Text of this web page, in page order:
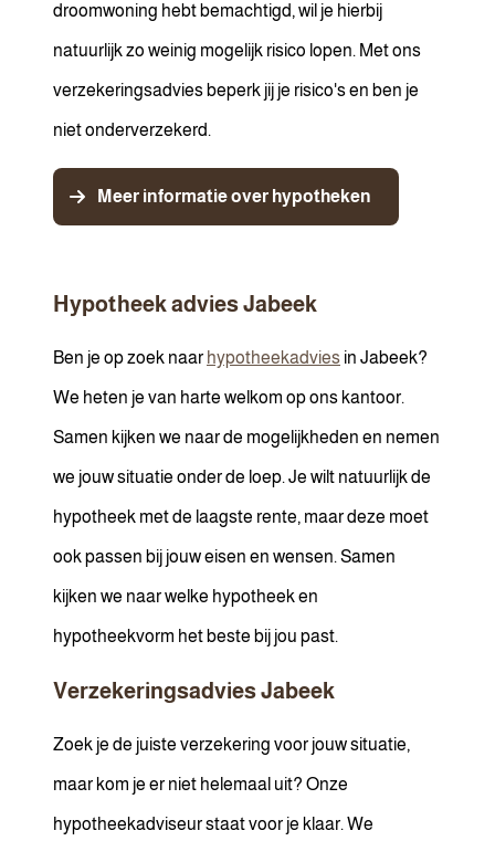
droomwoning hebt bemachtigd, wil je hierbij
natuurlijk zo weinig mogelijk risico lopen. Met ons
verzekeringsadvies beperk jij je risico's en ben je
niet onderverzekerd.
Meer informatie over hypotheken
Hypotheek advies Jabeek
Ben je op zoek naar hypotheekadvies in Jabeek?
We heten je van harte welkom op ons kantoor.
Samen kijken we naar de mogelijkheden en nemen
we jouw situatie onder de loep. Je wilt natuurlijk de
hypotheek met de laagste rente, maar deze moet
ook passen bij jouw eisen en wensen. Samen
kijken we naar welke hypotheek en
hypotheekvorm het beste bij jou past.
Verzekeringsadvies Jabeek
Zoek je de juiste verzekering voor jouw situatie,
maar kom je er niet helemaal uit? Onze
hypotheekadviseur staat voor je klaar. We